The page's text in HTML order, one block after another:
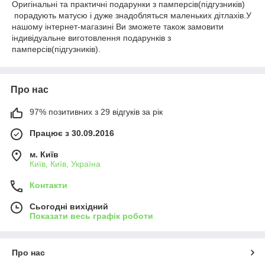
Оригінальні та практичні подарунки з памперсів(підгузників)
порадують матусю і дуже знадобляться маленьких дітлахів.У
нашому інтернет-магазині Ви зможете також замовити
індивідуальне виготовлення подарунків з
памперсів(підгузників).
Про нас
97% позитивних з 29 відгуків за рік
Працює з 30.09.2016
м. Київ
Київ, Київ, Україна
Контакти
Сьогодні вихідний
Показати весь графік роботи
Про нас